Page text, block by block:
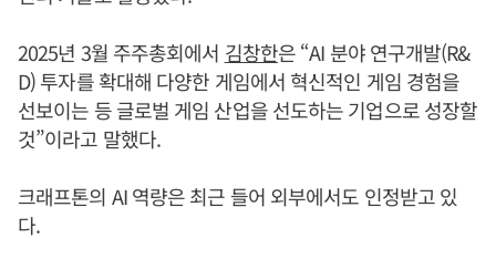
2025년 3월 주주총회에서 김창한은 “AI 분야 연구개발(R&
D) 투자를 확대해 다양한 게임에서 혁신적인 게임 경험을
선보이는 등 글로벌 게임 산업을 선도하는 기업으로 성장할
것”이라고 말했다.
크래프톤의 AI 역량은 최근 들어 외부에서도 인정받고 있
다.